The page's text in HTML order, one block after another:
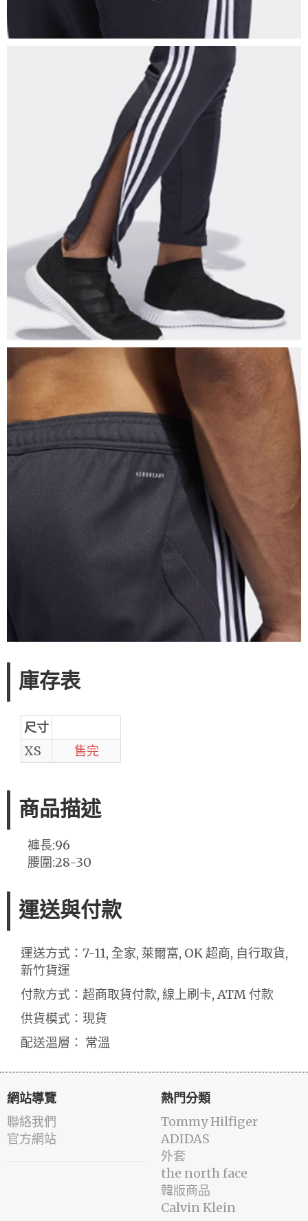
庫存表
尺寸
XS
售完
商品描述
褲長:96
腰圍:28-30
運送與付款
運送方式：7-11, 全家, 萊爾富, OK 超商, 自行取貨,
新竹貨運
付款方式：超商取貨付款, 線上刷卡, ATM 付款
供貨模式：現貨
配送溫層： 常溫
網站導覽
聯絡我們
官方網站
熱門分類
Tommy Hilfiger
ADIDAS
外套
the north face
韓版商品
Calvin Klein